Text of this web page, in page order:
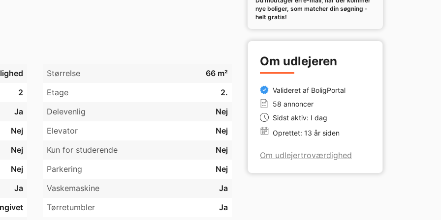
with the rules applicable to diplomatic personnel.
Størrelse
66 m²
2 Etage
2.
Ja Delevenlig
Nej
Nej Elevator
Nej
Nej Kun for studerende
Nej
Nej Parkering
Nej
Ja Vaskemaskine
Ja
Tørretumbler
Ja
nye boliger, som matcher din søgning -
helt gratis!
Om udlejeren
Valideret af BoligPortal
58 annoncer
Sidst aktiv: I dag
Oprettet: 13 år siden
Om udlejertroværdighed